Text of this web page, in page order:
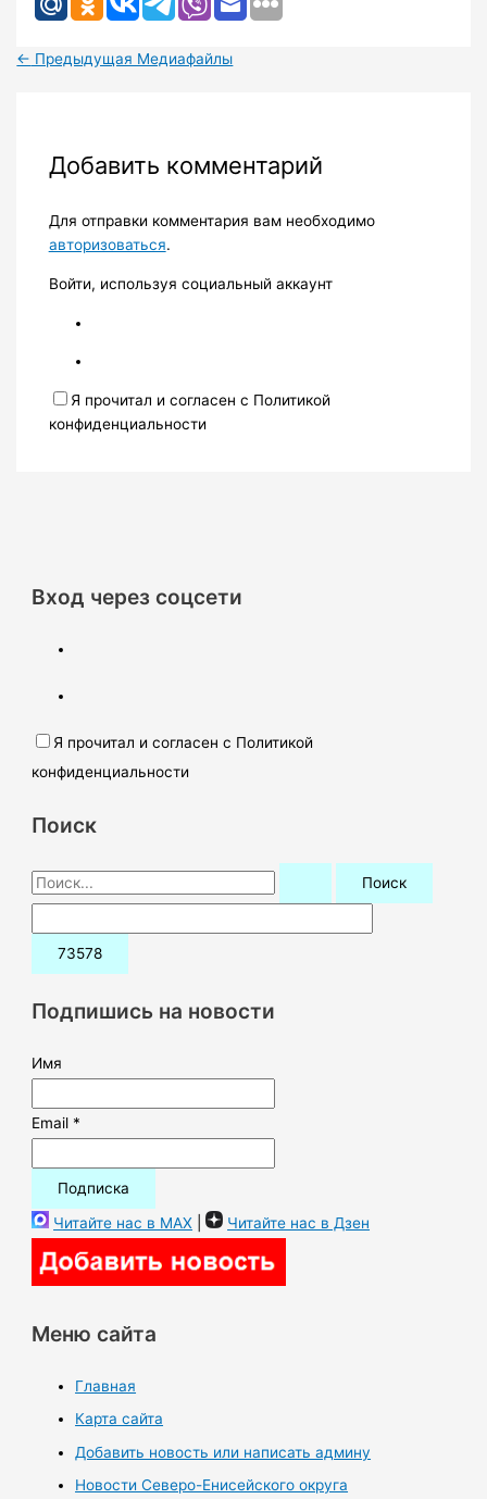
← Предыдущая Медиафайлы
Добавить комментарий
Для отправки комментария вам необходимо
авторизоваться.
Войти, используя социальный аккаунт
Я прочитал и согласен с Политикой
конфиденциальности
Вход через соцсети
Я прочитал и согласен с Политикой
конфиденциальности
Поиск
П
о
и
:Подпишись на новости
Имя
Email *
Читайте нас в MAX | Читайте нас в Дзен
Меню сайта
Главная
Карта сайта
Добавить новость или написать админу
Новости Северо-Енисейского округа